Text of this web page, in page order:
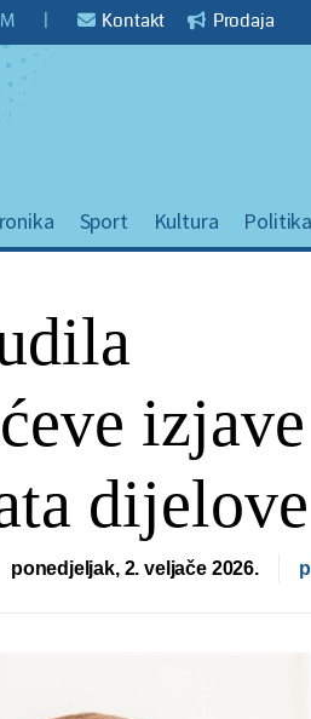
| Kontakt Prodaja
Sport Kultura Politika
ponedjeljak, 2. veljače 2026.